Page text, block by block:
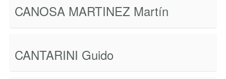
CANOSA MARTINEZ Martín
CANTARINI Guido